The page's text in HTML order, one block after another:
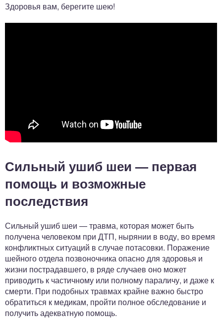
Здоровья вам, берегите шею!
Сильный ушиб шеи — первая
помощь и возможные
последствия
Сильный ушиб шеи — травма, которая может быть
получена человеком при ДТП, нырянии в воду, во время
конфликтных ситуаций в случае потасовки. Поражение
шейного отдела позвоночника опасно для здоровья и
жизни пострадавшего, в ряде случаев оно может
приводить к частичному или полному параличу, и даже к
смерти. При подобных травмах крайне важно быстро
обратиться к медикам, пройти полное обследование и
получить адекватную помощь.